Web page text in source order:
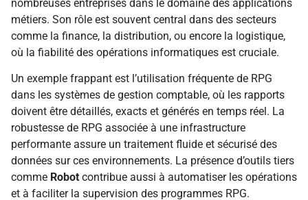
nombreuses entreprises dans le domaine des applications
métiers. Son rôle est souvent central dans des secteurs
comme la finance, la distribution, ou encore la logistique,
où la fiabilité des opérations informatiques est cruciale.
Un exemple frappant est l’utilisation fréquente de RPG
dans les systèmes de gestion comptable, où les rapports
doivent être détaillés, exacts et générés en temps réel. La
robustesse de RPG associée à une infrastructure
performante assure un traitement fluide et sécurisé des
données sur ces environnements. La présence d’outils tiers
comme Robot contribue aussi à automatiser les opérations
et à faciliter la supervision des programmes RPG.